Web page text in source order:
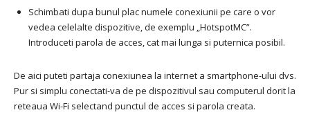
Schimbati dupa bunul plac numele conexiunii pe care o vor
vedea celelalte dispozitive, de exemplu „HotspotMC”.
Introduceti parola de acces, cat mai lunga si puternica posibil.
De aici puteti partaja conexiunea la internet a smartphone-ului dvs.
Pur si simplu conectati-va de pe dispozitivul sau computerul dorit la
reteaua Wi-Fi selectand punctul de acces si parola creata.